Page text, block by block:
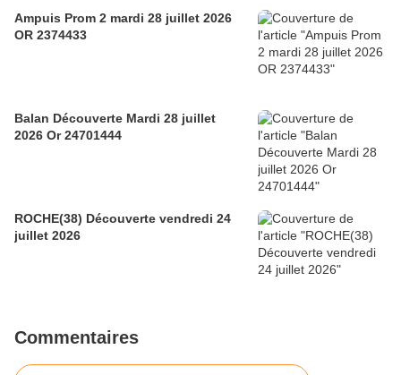
Ampuis Prom 2 mardi 28 juillet 2026
OR 2374433
Balan Découverte Mardi 28 juillet
2026 Or 24701444
ROCHE(38) Découverte vendredi 24
juillet 2026
Commentaires